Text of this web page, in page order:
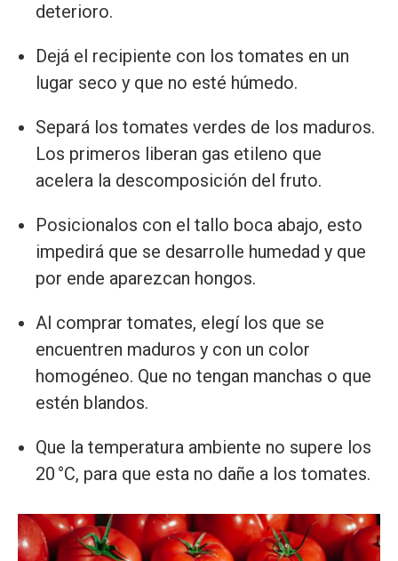
deterioro.
Dejá el recipiente con los tomates en un
lugar seco y que no esté húmedo.
Separá los tomates verdes de los maduros.
Los primeros liberan gas etileno que
acelera la descomposición del fruto.
Posicionalos con el tallo boca abajo, esto
impedirá que se desarrolle humedad y que
por ende aparezcan hongos.
Al comprar tomates, elegí los que se
encuentren maduros y con un color
homogéneo. Que no tengan manchas o que
estén blandos.
Que la temperatura ambiente no supere los
20 °C, para que esta no dañe a los tomates.